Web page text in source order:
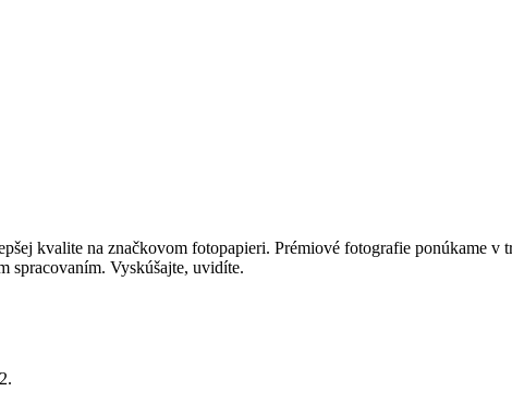
kvalite na značkovom fotopapieri. Prémiové fotografie ponúkame
spracovaním. Vyskúšajte, uvidíte.